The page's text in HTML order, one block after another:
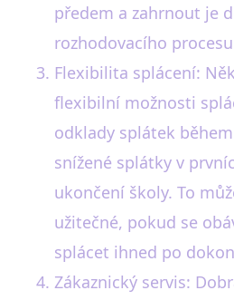
předem a zahrnout je
rozhodovacího
Flexibilita splácení:
flexibilní možnosti
odklady splátek
snížené splátky v
ukončení školy. To
užitečné, pokud se
splácet ihned po
Zákaznický servis: